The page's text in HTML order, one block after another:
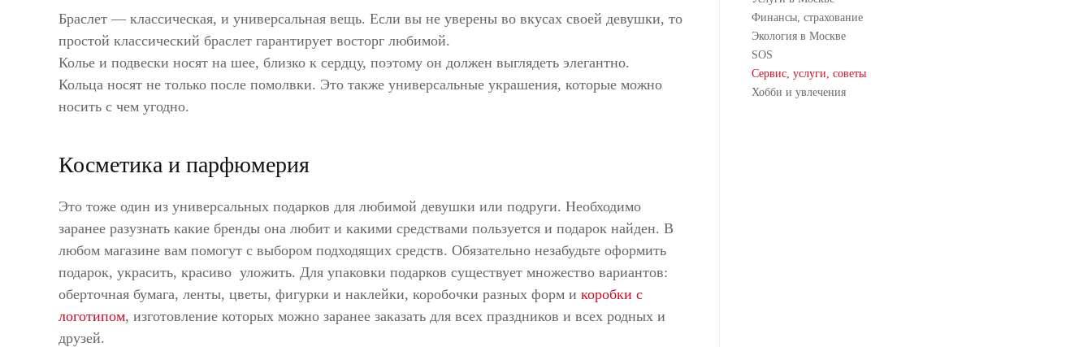
Браслет — классическая, и универсальная вещь. Если вы не уверены во вкусах своей девушки, то
простой классический браслет гарантирует восторг любимой.
Колье и подвески носят на шее, близко к сердцу, поэтому он должен выглядеть элегантно.
Кольца носят не только после помолвки. Это также универсальные украшения, которые можно
носить с чем угодно.
Косметика и парфюмерия
Это тоже один из универсальных подарков для любимой девушки или подруги. Необходимо
заранее разузнать какие бренды она любит и какими средствами пользуется и подарок найден. В
любом магазине вам помогут с выбором подходящих средств. Обязательно незабудьте оформить
подарок, украсить, красиво уложить. Для упаковки подарков существует множество вариантов:
оберточная бумага, ленты, цветы, фигурки и наклейки, коробочки разных форм и коробки с
логотипом, изготовление которых можно заранее заказать для всех праздников и всех родных и
друзей.
Финансы, страхование
Экология в Москве
SOS
Сервис, услуги, советы
Хобби и увлечения